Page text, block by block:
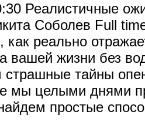
Реалистичные
Соболев Full
как реально
вашей жизни без
страшные тайны
мы целыми днями
простые